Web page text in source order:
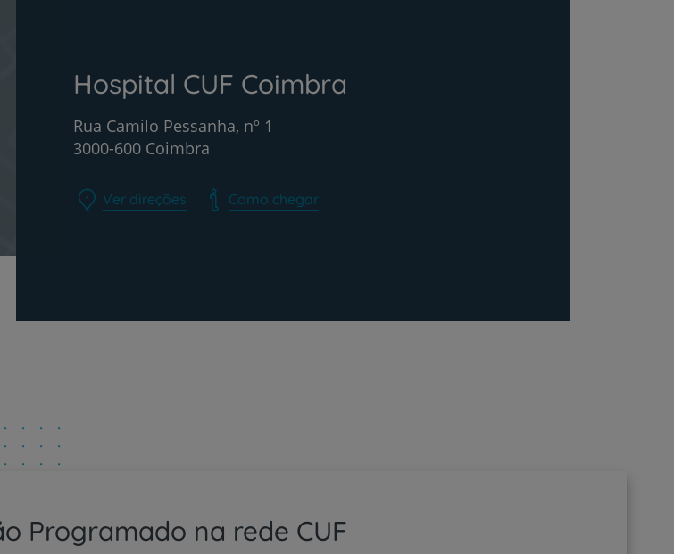
Hospital CUF Coimbra
Rua Camilo Pessanha, nº 1
3000-600 Coimbra
Ver direções Como chegar
Programado na rede CUF